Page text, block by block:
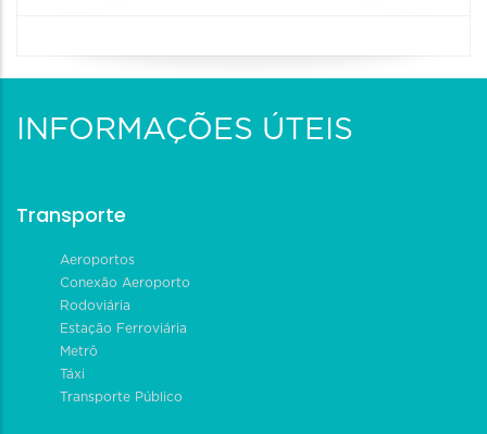
INFORMAÇÕES ÚTEIS
Transporte
Aeroportos
Conexão Aeroporto
Rodoviária
Estação Ferroviária
Metrô
Táxi
Transporte Público